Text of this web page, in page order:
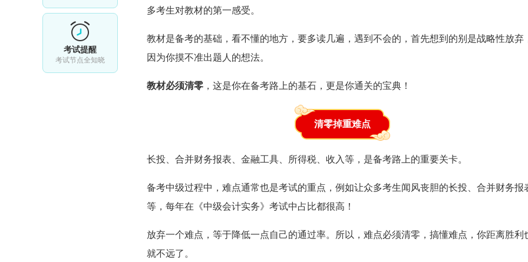
考试提醒
考试节点全知晓
多考生对教材的第一感受。
教材是备考的基础，看不懂的地方，要多读几遍，遇到不会的，首先想到的别是战略性放弃
因为你摸不准出题人的想法。
教材必须清零 ，这是你在备考路上的基石，更是你通关的宝典！
清零掉重难点
长投、合并财务报表、金融工具、所得税、收入等，是备考路上的重要关卡。
备考中级过程中，难点通常也是考试的重点，例如让众多考生闻风丧胆的长投、合并财务报
等，每年在《中级会计实务》考试中占比都很高！
放弃一个难点，等于降低一点自己的通过率。所以，难点必须清零，搞懂难点，你距离胜利
就不远了。